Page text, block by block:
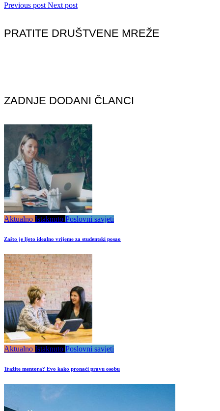
Previous post Next post
PRATITE DRUŠTVENE MREŽE
ZADNJE DODANI ČLANCI
Aktualno Istaknuto Poslovni savjeti
Zašto je ljeto idealno vrijeme za studentski posao
Aktualno Istaknuto Poslovni savjeti
Tražite mentora? Evo kako pronaći pravu osobu